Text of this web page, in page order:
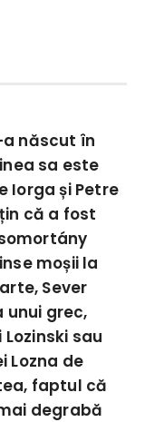
născut în
sa este
Iorga și Petre
că a fost
moșii la
Sever
grec,
sau
Lozna de
faptul că
degrabă